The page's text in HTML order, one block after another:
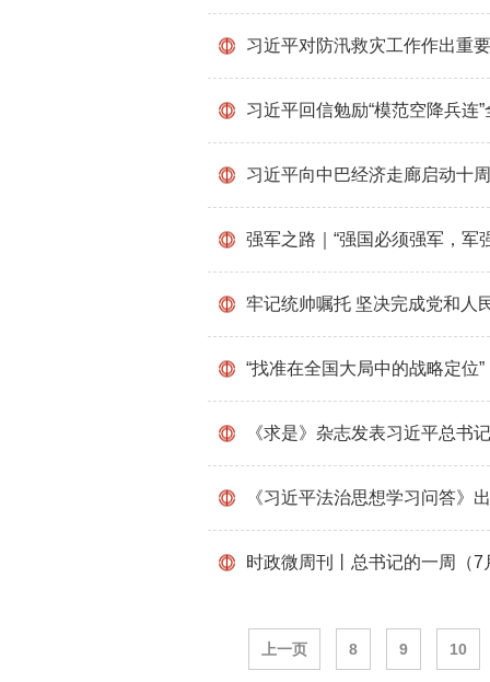
习近平对防汛救灾工作作出重
习近平回信勉励“模范空降兵连
习近平向中巴经济走廊启动十
强军之路｜“强国必须强军，军
牢记统帅嘱托 坚决完成党和人
“找准在全国大局中的战略定位
《求是》杂志发表习近平总书
《习近平法治思想学习问答》
时政微周刊丨总书记的一周（
上一页 8 9 10